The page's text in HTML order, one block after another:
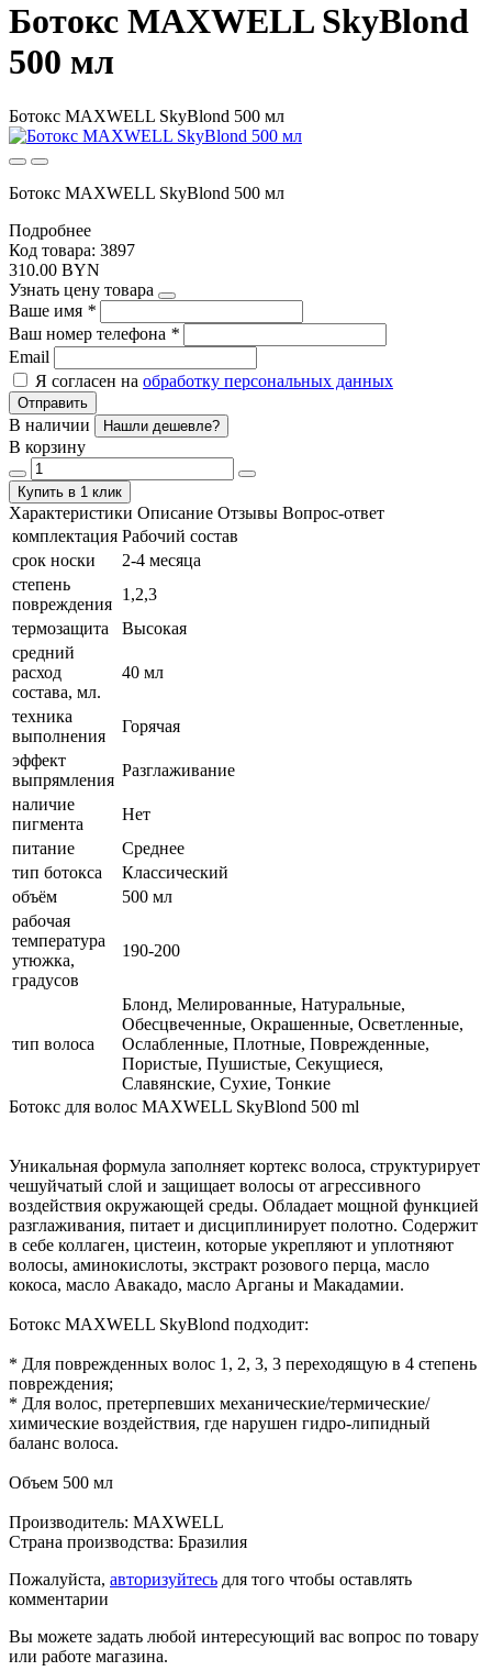
Ботокс MAXWELL SkyBlond
500 мл
Ботокс MAXWELL SkyBlond 500 мл
Ботокс MAXWELL SkyBlond 500 мл
Подробнее
Код товара: 3897
310.00 BYN
Узнать цену товара
Ваше имя *
Ваш номер телефона *
Email
Я согласен на обработку персональных данных
Отправить
В наличии Нашли дешевле?
В корзину
Купить в 1 клик
Характеристики Описание Отзывы Вопрос-ответ
комплектация Рабочий состав
срок носки
2-4 месяца
степень
повреждения
1,2,3
термозащита
Высокая
средний
расход
состава, мл.
40 мл
техника
выполнения
Горячая
эффект
выпрямления
Разглаживание
наличие
пигмента
Нет
питание
Среднее
тип ботокса
Клаcсический
объём
500 мл
рабочая
температура
утюжка,
градусов
190-200
тип волоса
Блонд, Мелированные, Натуральные,
Обесцвеченные, Окрашенные, Осветленные,
Ослабленные, Плотные, Поврежденные,
Пористые, Пушистые, Секущиеся,
Славянские, Сухие, Тонкие
Ботокс для волос MAXWELL SkyBlond 500 ml
Уникальная формула заполняет кортекс волоса, структурирует
чешуйчатый слой и защищает волосы от агрессивного
воздействия окружающей среды. Обладает мощной функцией
разглаживания, питает и дисциплинирует полотно. Содержит
в себе коллаген, цистеин, которые укрепляют и уплотняют
волосы, аминокислоты, экстракт розового перца, масло
кокоса, масло Авакадо, масло Арганы и Макадамии.
Ботокс MAXWELL SkyBlond подходит:
* Для поврежденных волос 1, 2, 3, 3 переходящую в 4 степень
повреждения;
* Для волос, претерпевших механические/термические/
химические воздействия, где нарушен гидро-липидный
баланс волоса.
Объем 500 мл
Производитель: MAXWELL
Страна производства: Бразилия
Пожалуйста, авторизуйтесь для того чтобы оставлять
комментарии
Вы можете задать любой интересующий вас вопрос по товару
или работе магазина.